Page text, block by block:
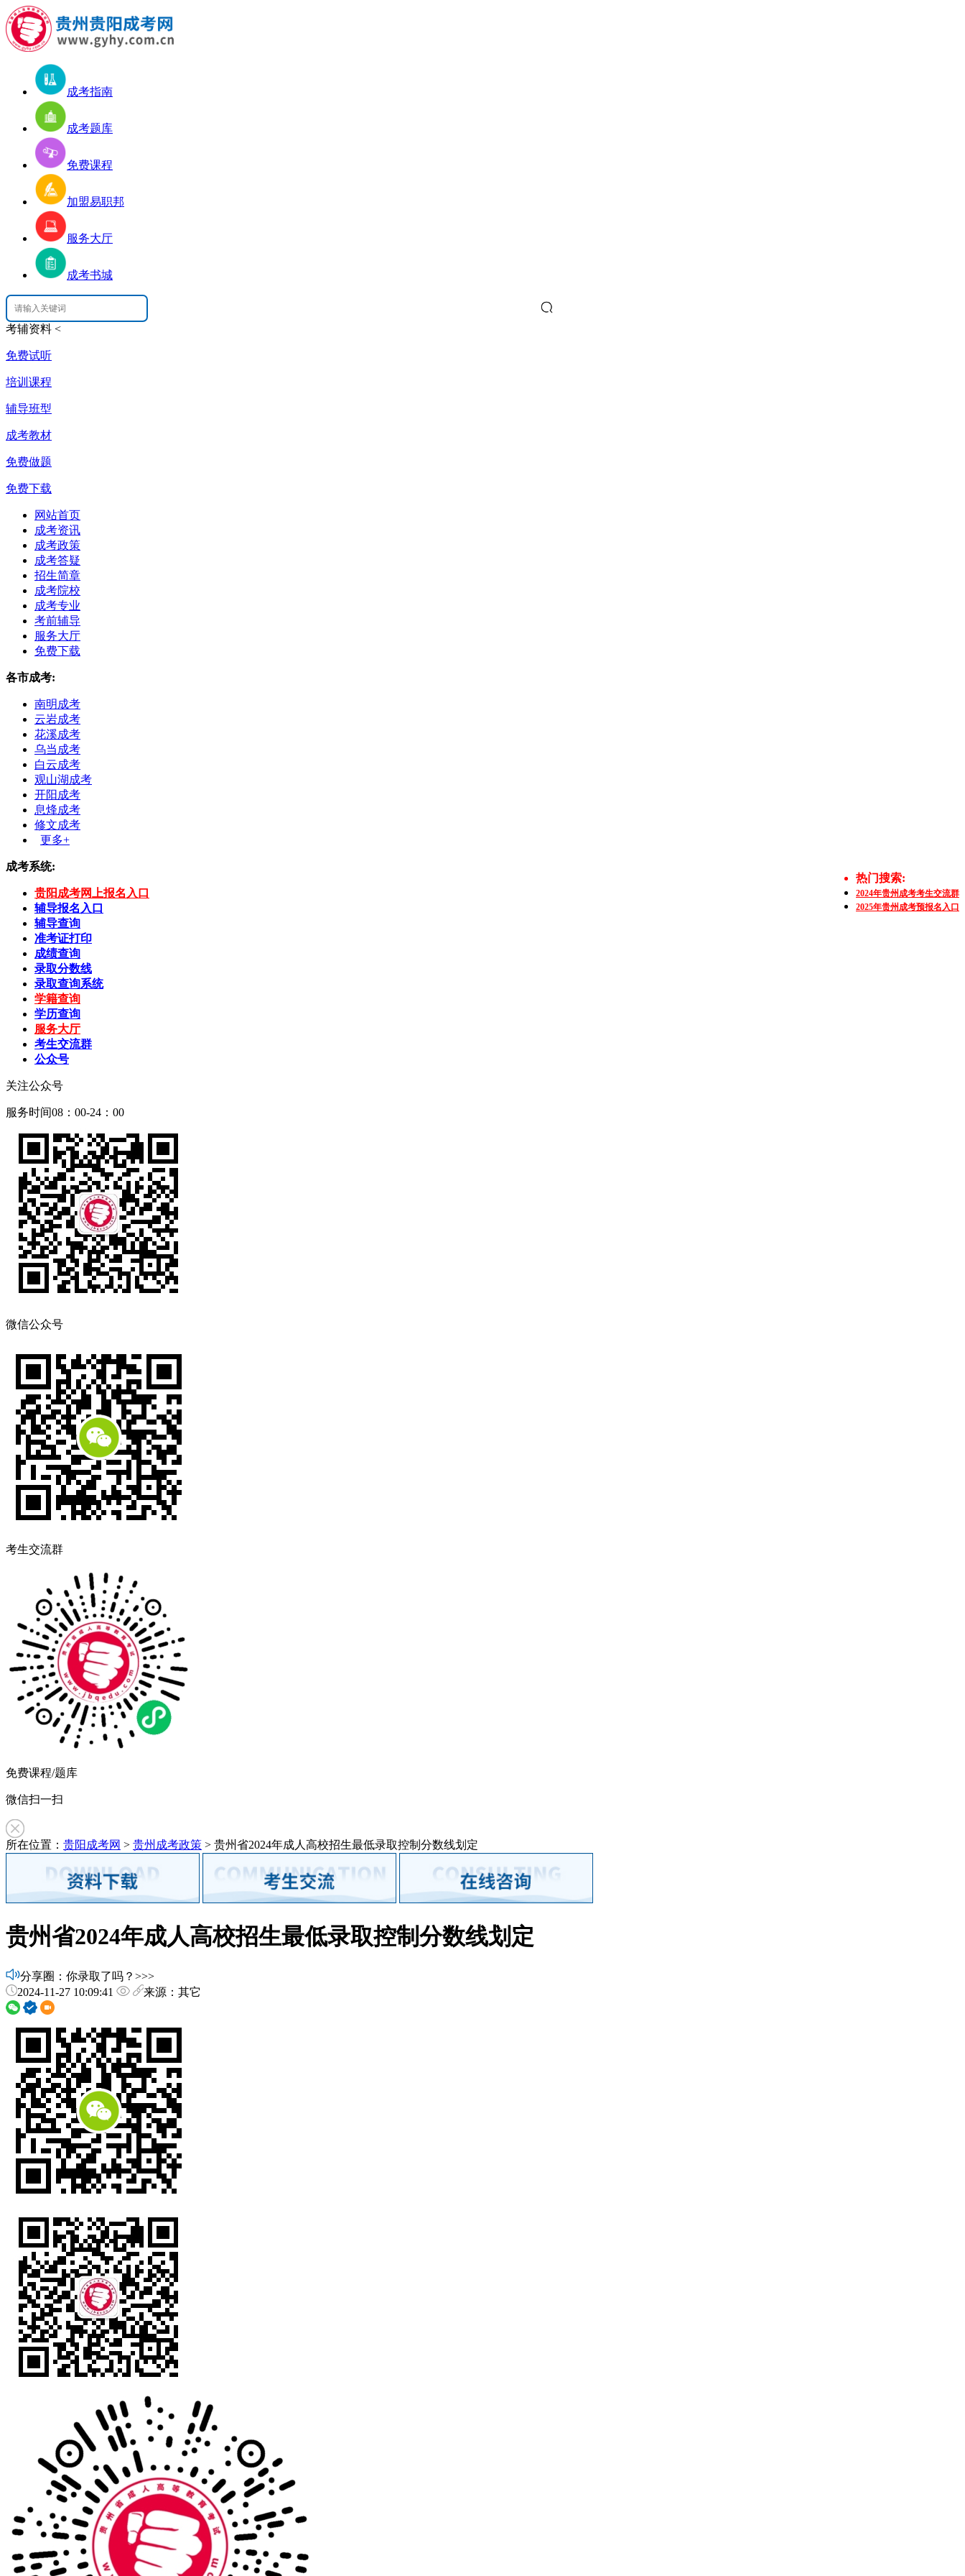
成考指南
成考题库
免费课程
加盟易职邦
服务大厅
成考书城
考辅资料 <
免费试听
培训课程
辅导班型
成考教材
免费做题
免费下载
网站首页
成考资讯
成考政策
成考答疑
招生简章
成考院校
成考专业
考前辅导
服务大厅
免费下载
各市成考:
南明成考
云岩成考
花溪成考
乌当成考
白云成考
观山湖成考
开阳成考
息烽成考
修文成考
更多+
热门搜索:
2024年贵州成考考生交流群
2025年贵州成考预报名入口
成考系统:
贵阳成考网上报名入口
辅导报名入口
辅导查询
准考证打印
成绩查询
录取分数线
录取查询系统
学籍查询
学历查询
服务大厅
考生交流群
公众号
关注公众号
服务时间08：00-24：00
微信公众号
考生交流群
免费课程/题库
微信扫一扫
所在位置： 贵阳成考网 > 贵州成考政策 > 贵州省2024年成人高校招生最低录取控制分数线划定
贵州省2024年成人高校招生最低录取控制分数线划定
分享圈：你录取了吗？>>>
2024-11-27 10:09:41
来源：其它